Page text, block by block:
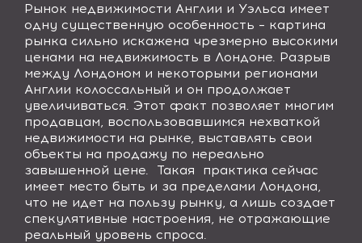
Рынок недвижимости Англии и Уэльса имеет
одну существенную особенность – картина
рынка сильно искажена чрезмерно высокими
ценами на недвижимость в Лондоне. Разрыв
между Лондоном и некоторыми регионами
Англии колоссальный и он продолжает
увеличиваться. Этот факт позволяет многим
продавцам, воспользовавшимся нехваткой
недвижимости на рынке, выставлять свои
объекты на продажу по нереально
завышенной цене. Такая практика сейчас
имеет место быть и за пределами Лондона,
что не идет на пользу рынку, а лишь создает
спекулятивные настроения, не отражающие
реальный уровень спроса.